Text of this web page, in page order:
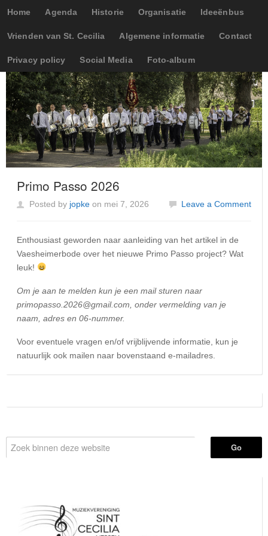
Home Agenda Historie Organisatie Ideeënbus
Vrienden van St. Cecilia Algemene informatie Contact
Privacy policy Social Media Foto-album
Primo Passo 2026
Posted by jopke on mei 7, 2026 Leave a Comment
Enthousiast geworden naar aanleiding van het artikel in de
Vaesheimerbode over het nieuwe Primo Passo project? Wat
leuk!
Om je aan te melden kun je een mail sturen naar
primopasso.2026@gmail.com, onder vermelding van je
naam, adres en 06-nummer.
Voor eventuele vragen en/of vrijblijvende informatie, kun je
natuurlijk ook mailen naar bovenstaand e-mailadres.